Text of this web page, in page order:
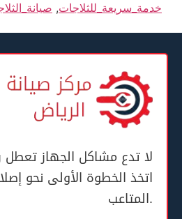
خدمة_سريعة_للثلاجات,
لا تدع مشاكل الجهاز تعطل
اتخذ الخطوة الأولى نحو
المتاعب.